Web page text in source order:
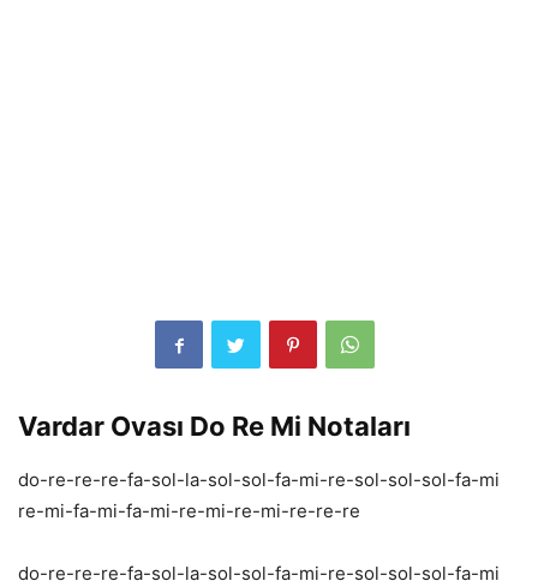
Vardar Ovası Do Re Mi Notaları
do-re-re-re-fa-sol-la-sol-sol-fa-mi-re-sol-sol-sol-fa-mi
re-mi-fa-mi-fa-mi-re-mi-re-mi-re-re-re
do-re-re-re-fa-sol-la-sol-sol-fa-mi-re-sol-sol-sol-fa-mi